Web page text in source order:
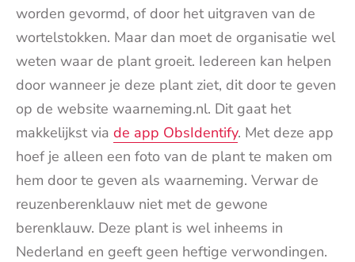
worden gevormd, of door het uitgraven van de
wortelstokken. Maar dan moet de organisatie wel
weten waar de plant groeit. Iedereen kan helpen
door wanneer je deze plant ziet, dit door te geven
op de website waarneming.nl. Dit gaat het
makkelijkst via de app ObsIdentify. Met deze app
hoef je alleen een foto van de plant te maken om
hem door te geven als waarneming. Verwar de
reuzenberenklauw niet met de gewone
berenklauw. Deze plant is wel inheems in
Nederland en geeft geen heftige verwondingen.